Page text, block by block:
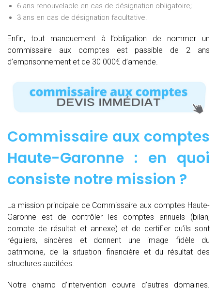
6 ans renouvelable en cas de désignation obligatoire;
3 ans en cas de désignation facultative.
Enfin, tout manquement à l’obligation de nommer un
commissaire aux comptes est passible de 2 ans
d’emprisonnement et de 30 000€ d’amende.
Commissaire aux comptes
Haute-Garonne : en quoi
consiste notre mission ?
La mission principale de Commissaire aux comptes Haute-
Garonne est de contrôler les comptes annuels (bilan,
compte de résultat et annexe) et de certifier qu’ils sont
réguliers, sincères et donnent une image fidèle du
patrimoine, de la situation financière et du résultat des
structures auditées.
Notre champ d’intervention couvre d’autres domaines.